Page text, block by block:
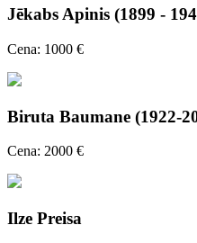
Jēkabs Apinis (1899 -
Cena: 1000 €
Biruta Baumane (1922-
Cena: 2000 €
Ilze Preisa